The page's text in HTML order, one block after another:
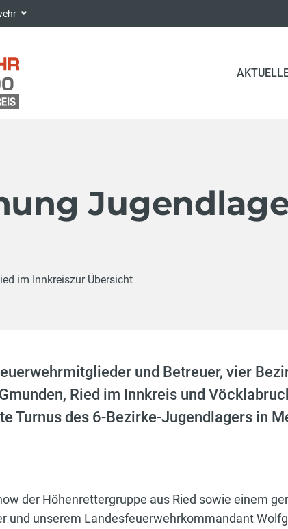
im Innkreiszur Übersicht
und Betreuer, vier
Ried im Innkreis und
Turnus des 6-Bezirke-Jugendlagers in
der Höhenrettergruppe aus Ried sowie einem
und unserem Landesfeuerwehrkommandant